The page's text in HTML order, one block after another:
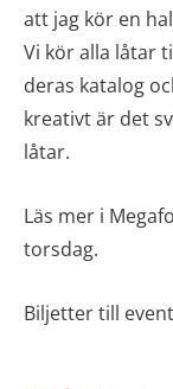
att jag kör en
Vi kör alla låtar
deras katalog
kreativt är det
låtar.
Läs mer i
torsdag.
Biljetter till